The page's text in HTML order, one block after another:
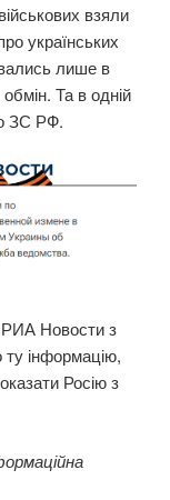
взяли
українських
лише в
Та в одній
ЗС РФ.
РИА Новости з
ту інформацію,
Росію з